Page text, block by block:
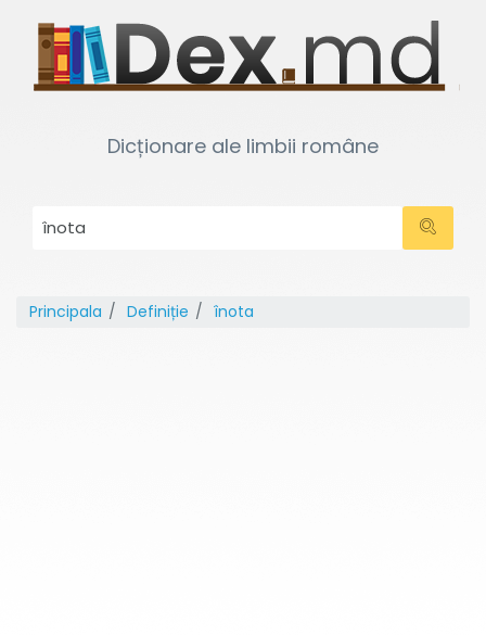
Dicționare ale limbii române
Principala Definiție înota